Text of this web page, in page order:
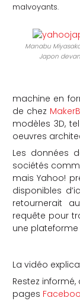
malvoyants.
Manabu
Japon
machine en
de chez
modèles 3D,
oeuvres
Les données
sociétés
mais Yahoo!
disponibles
retournerait
requête pour
une
La vidéo
Restez
pages